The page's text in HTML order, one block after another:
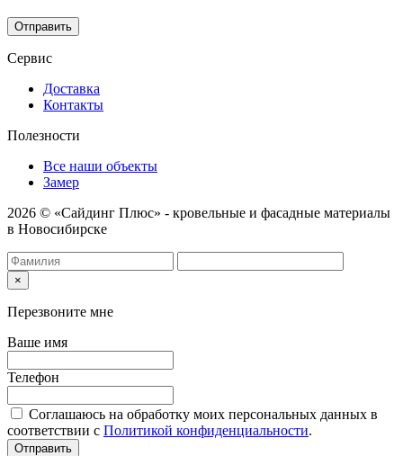
Отправить
Сервис
Доставка
Контакты
Полезности
Все наши объекты
Замер
2026 © «Сайдинг Плюс» - кровельные и фасадные материалы
в Новосибирске
×
Перезвоните мне
Ваше имя
Телефон
Соглашаюсь на обработку моих персональных данных в
соответствии с Политикой конфиденциальности.
Отправить